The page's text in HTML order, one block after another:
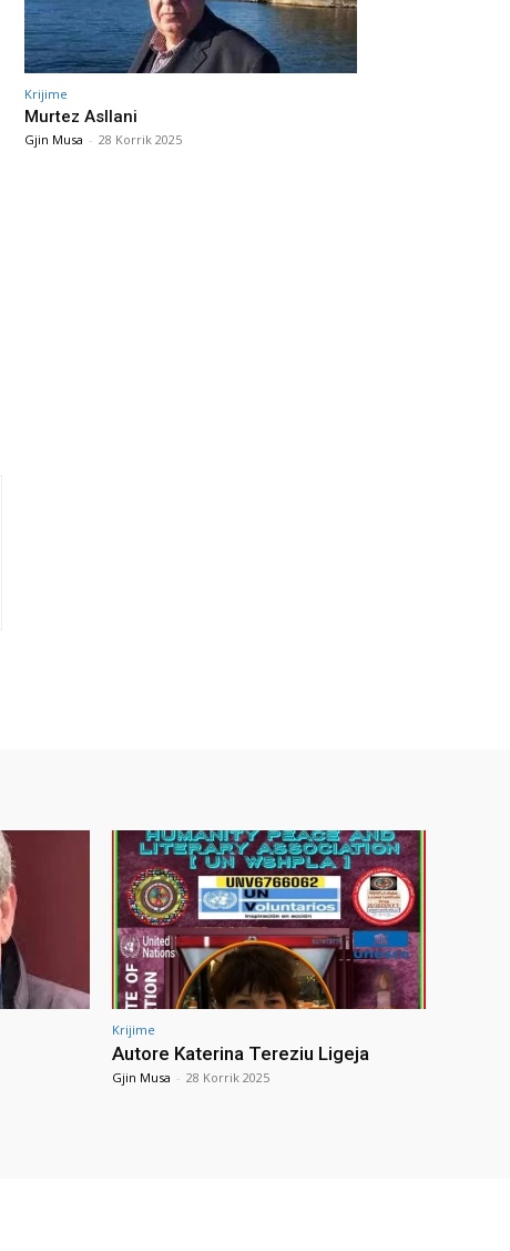
Krijime
Murtez Asllani
Gjin Musa - 28 Korrik 2025
Krijime
Autore Katerina Tereziu Ligeja
Gjin Musa - 28 Korrik 2025